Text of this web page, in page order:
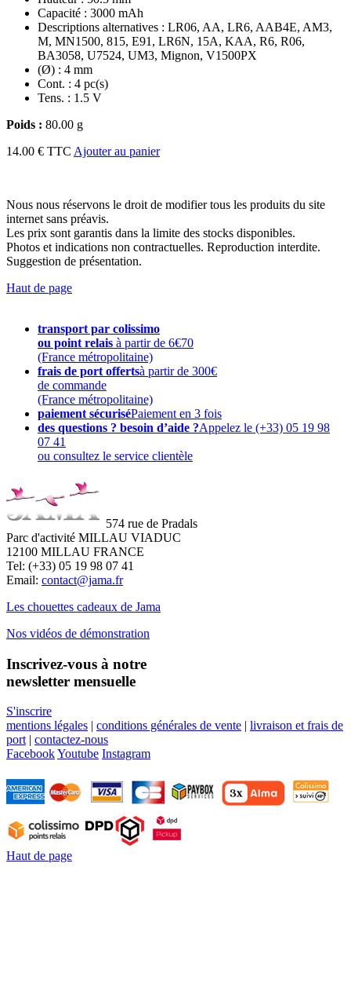
Capacité : 3000 mAh
Descriptions alternatives : LR06, AA, LR6, AAB4E, AM3,
M, MN1500, 815, E91, LR6N, 15A, KAA, R6, R06,
BA3058, U7524, UM3, Mignon, V1500PX
(Ø) : 4 mm
Cont. : 4 pc(s)
Tens. : 1.5 V
Poids : 80.00 g
14.00 € TTC Ajouter au panier
Nous nous réservons le droit de modifier tous les produits du site
internet sans préavis.
Les prix sont garantis dans la limite des stocks disponibles.
Photos et indications non contractuelles. Reproduction interdite.
Suggestion de présentation.
Haut de page
transport par colissimo
ou point relais à partir de 6€70
(France métropolitaine)
frais de port offertsà partir de 300€
de commande
(France métropolitaine)
paiement sécuriséPaiement en 3 fois
des questions ? besoin d’aide ?Appelez le (+33) 05 19 98
07 41
ou consultez le service clientèle
574 rue de Pradals
Parc d'activité MILLAU VIADUC
12100 MILLAU FRANCE
Tel: (+33) 05 19 98 07 41
Email: contact@jama.fr
Les chouettes cadeaux de Jama
Nos vidéos de démonstration
Inscrivez-vous à notre
newsletter mensuelle
S'inscrire
mentions légales | conditions générales de vente | livraison et frais de
port | contactez-nous
FacebookYoutube Instagram
Haut de page